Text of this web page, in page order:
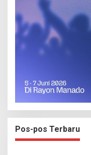
Pos-pos Terbaru